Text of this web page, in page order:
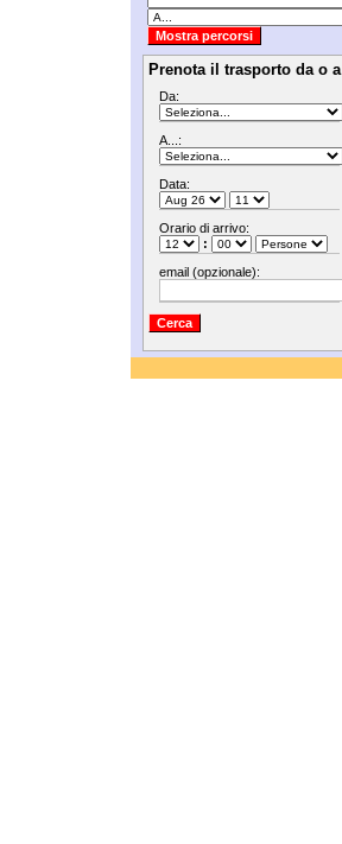
Prenota il trasporto da o a
Da:
A...:
Data:
Orario di arrivo:
:
email (opzionale):